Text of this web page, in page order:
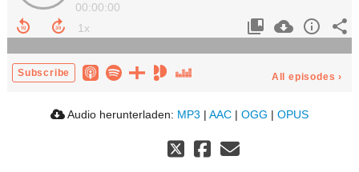
00:00:00
Subscribe All episodes ›
Audio herunterladen: MP3 | AAC | OGG | OPUS